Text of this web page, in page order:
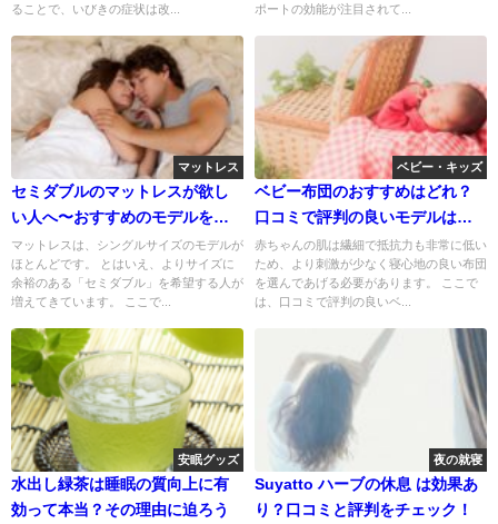
ることで、いびきの症状は改...
ポートの効能が注目されて...
マットレス
セミダブルのマットレスが欲し
い人へ〜おすすめのモデルをご
紹介〜
マットレスは、シングルサイズのモデルが
ほとんどです。 とはいえ、よりサイズに
余裕のある「セミダブル」を希望する人が
増えてきています。 ここで...
ベビー・キッズ
ベビー布団のおすすめはどれ？
口コミで評判の良いモデルはこ
れだ
赤ちゃんの肌は繊細で抵抗力も非常に低い
ため、より刺激が少なく寝心地の良い布団
を選んであげる必要があります。 ここで
は、口コミで評判の良いベ...
安眠グッズ
水出し緑茶は睡眠の質向上に有
効って本当？その理由に迫ろう
夜の就寝
Suyatto ハーブの休息 は効果あ
り？口コミと評判をチェック！